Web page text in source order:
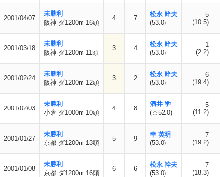
2001/04/07
未勝利
阪神 ダ1200m 16頭
4 7
松永 幹夫
(53.0)
5
(10.5)
2001/03/18
未勝利
阪神 ダ1200m 11頭
3 4
松永 幹夫
(53.0)
1
(2.2)
2001/02/24
未勝利
阪神 ダ1200m 12頭
3 2
松永 幹夫
(53.0)
6
(19.4)
2001/02/03
未勝利
小倉 ダ1000m 10頭
4 8
酒井 学
(☆52.0)
5
(11.2)
2001/01/27
未勝利
京都 ダ1200m 13頭
5 9
幸 英明
(53.0)
7
(19.2)
2001/01/08
未勝利
京都 ダ1200m 16頭
6 6
松永 幹夫
(53.0)
7
(18.3)